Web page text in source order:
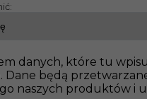
fizyczni Niemcy
danych, które tu
Dane będą
naszych produktów i